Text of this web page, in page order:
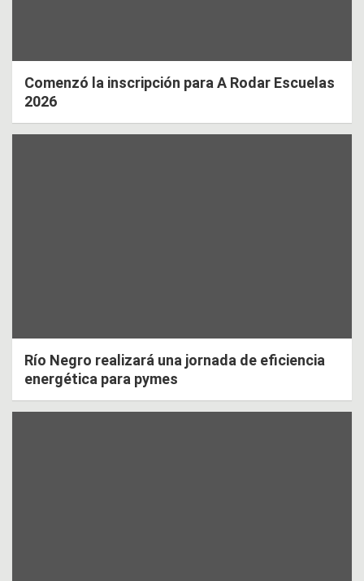
Comenzó la inscripción para A Rodar Escuelas
2026
Río Negro realizará una jornada de eficiencia
energética para pymes